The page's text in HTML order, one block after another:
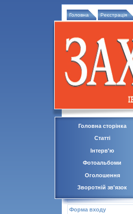
Головна Реєстрація
Головна сторінка
Статті
Інтерв'ю
Фотоальбоми
Оголошення
Зворотній зв'язок
Форма входу